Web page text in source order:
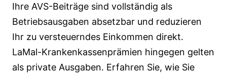
Ihre AVS-Beiträge sind vollständig als
Betriebsausgaben absetzbar und reduzieren
Ihr zu versteuerndes Einkommen direkt.
LaMal-Krankenkassenprämien hingegen gelten
als private Ausgaben. Erfahren Sie, wie Sie